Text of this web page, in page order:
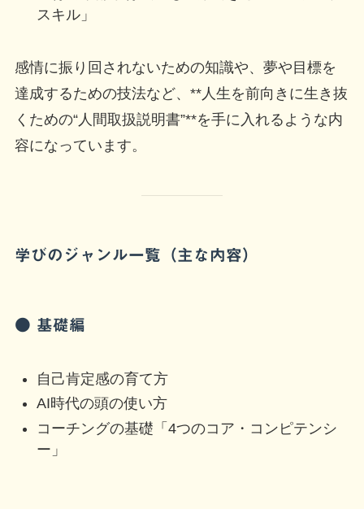
スキル」
感情に振り回されないための知識や、夢や目標を
達成するための技法など、**人生を前向きに生き抜
くための“人間取扱説明書”**を手に入れるような内
容になっています。
学びのジャンル一覧（主な内容）
● 基礎編
自己肯定感の育て方
AI時代の頭の使い方
コーチングの基礎「4つのコア・コンピテンシ
ー」